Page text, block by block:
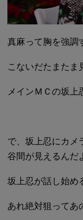
真麻って胸を強調
こないだたまたま
メインＭＣの坂上
で、坂上忍にカメ
谷間が見えるんだ
坂上忍が話し始め
あれ絶対狙ってあ